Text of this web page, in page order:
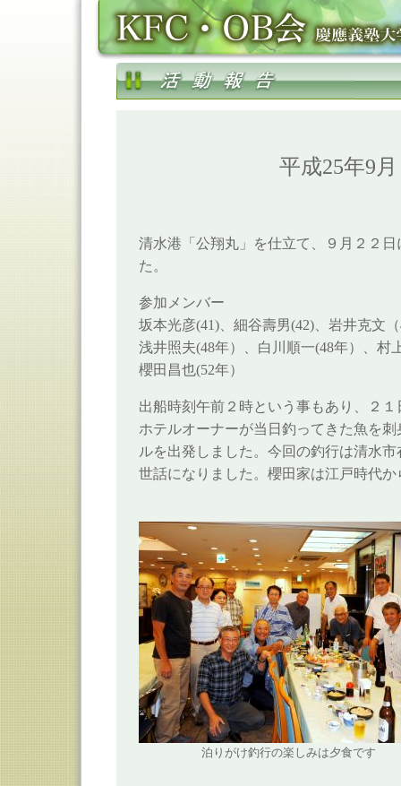
平成25年9
清水港「公翔丸」を仕立て、９月２２
た。
参加メンバー
坂本光彦(41)、細谷壽男(42) 、岩井克文
浅井照夫(48年）、白川順一(48年）、村
櫻田昌也(52年）
出船時刻午前２時という事もあり、２
ホテルオーナーが当日釣ってきた魚を
ルを出発しました。今回の釣行は清水
世話になりました。櫻田家は江戸時代
泊りがけ釣行の楽しみは夕食です